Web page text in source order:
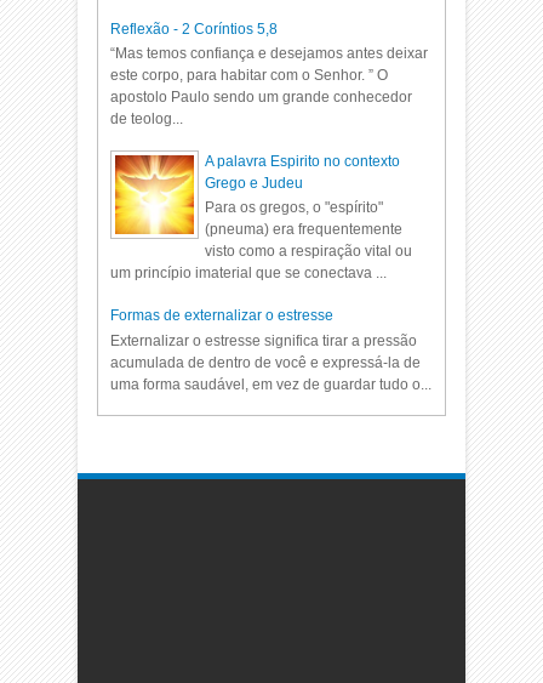
Reflexão - 2 Coríntios 5,8
“Mas temos confiança e desejamos antes deixar
este corpo, para habitar com o Senhor. ” O
apostolo Paulo sendo um grande conhecedor
de teolog...
A palavra Espirito no contexto
Grego e Judeu
Para os gregos, o "espírito"
(pneuma) era frequentemente
visto como a respiração vital ou
um princípio imaterial que se conectava ...
Formas de externalizar o estresse
Externalizar o estresse significa tirar a pressão
acumulada de dentro de você e expressá-la de
uma forma saudável, em vez de guardar tudo o...